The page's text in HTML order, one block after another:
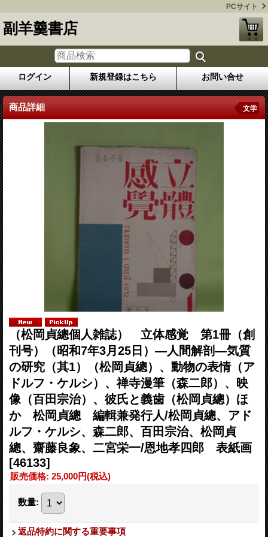
PCサイト
副羊羹書店
ログイン 新規登録はこちら お問い合せ
商品詳細 文学
（松岡貞總個人雑誌） 立体感覚 第1冊（創
刊号）（昭和7年3月25日）―人間解剖―気質
の研究（其1）（松岡貞總）、動物の表情（ア
ドルフ・ケルシ）、禅寺漫筆（森二郎）、映
像（百田宗治）、彼氏と義歯（松岡貞總）ほ
か 松岡貞總 編輯兼発行人/松岡貞總、アド
ルフ・ケルシ、森二郎、百田宗治、松岡貞
總、齋藤良象、二宮栄一/恩地孝四郎 表紙画
[46133]
販売価格: 25,000円(税込)
数量:
返品特約に関する重要事項